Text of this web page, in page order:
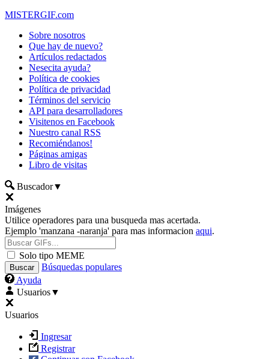
MISTERGIF.com
Sobre nosotros
Que hay de nuevo?
Artículos redactados
Nesecita ayuda?
Política de cookies
Política de privacidad
Términos del servicio
API para desarrolladores
Visitenos en Facebook
Nuestro canal RSS
Recomiéndanos!
Páginas amigas
Libro de visitas
Buscador▼
Imágenes
Utilice operadores para una busqueda mas acertada.
Ejemplo 'manzana -naranja' para mas informacion aqui.
Solo tipo MEME
Búsquedas populares
Ayuda
Usuarios▼
Usuarios
Ingresar
Registrar